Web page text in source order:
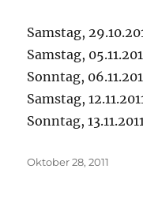
Samstag,
Samstag,
Sonntag,
Samstag,
Sonntag,
Veröffentlicht
Oktober 28, 2011